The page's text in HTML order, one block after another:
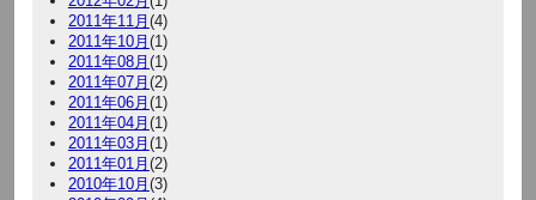
2011年11月(4)
2011年10月(1)
2011年08月(1)
2011年07月(2)
2011年06月(1)
2011年04月(1)
2011年03月(1)
2011年01月(2)
2010年10月(3)